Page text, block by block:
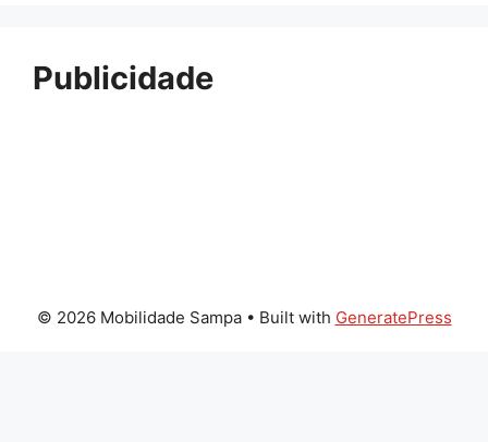
Publicidade
© 2026 Mobilidade Sampa• Built with GeneratePress